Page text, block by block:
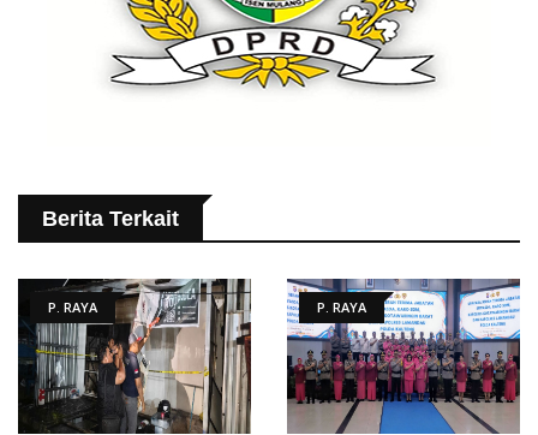
Berita Terkait
P. RAYA P. RAYA